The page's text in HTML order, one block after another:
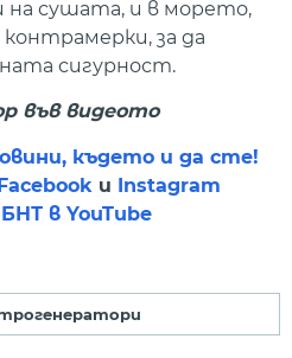
на сушата, и в морето,
за да
сигурност.
във видеото
където и да сте!
и Instagram
в YouTube